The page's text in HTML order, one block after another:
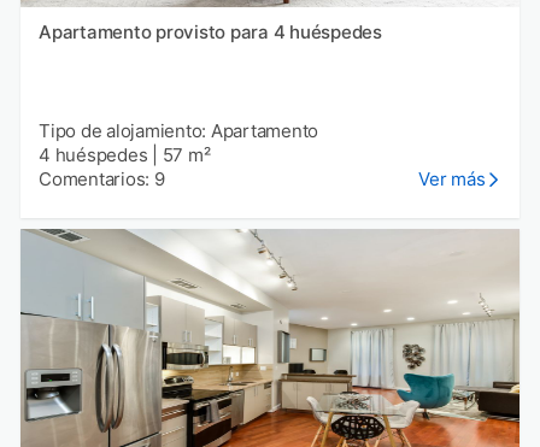
Apartamento provisto para 4 huéspedes
Tipo de alojamiento: Apartamento
4 huéspedes
57 m²
Comentarios: 9
Ver más